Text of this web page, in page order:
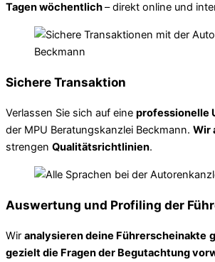
Tagen wöchentlich– direkt online und
Sichere Transaktion
Verlassen Sie sich auf eine professionelle
der MPU Beratungskanzlei Beckmann. Wir
strengen Qualitätsrichtlinien.
Auswertung und Profiling der
Wir analysieren deine Führerscheinakte
gezielt die Fragen der Begutachtung